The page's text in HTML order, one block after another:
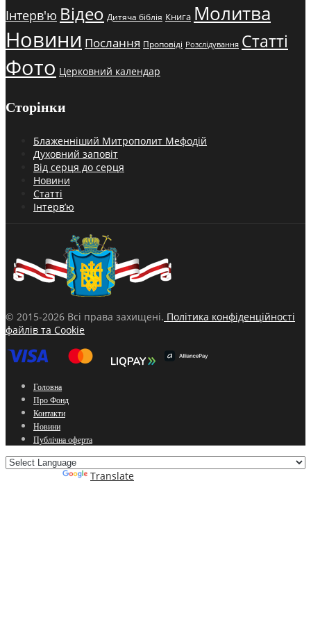
Інтерв'ю Відео Дитяча біблія Книга Молитва
Новини Послання Проповіді Розслідування Статті
Фото Церковний календар
Сторінки
Блаженніший Митрополит Мефодій
Духовний заповіт
Від серця до серця
Новини
Статті
Інтерв’ю
© 2015-2026 Всі права захищені. Політика конфіденційності
файлів та Cookie
Головна
Про Фонд
Контакти
Новини
Публічна оферта
Translate